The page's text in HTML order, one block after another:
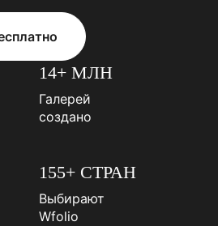
14+ МЛН
Галерей
создано
155+ СТРАН
Выбирают
Wfolio